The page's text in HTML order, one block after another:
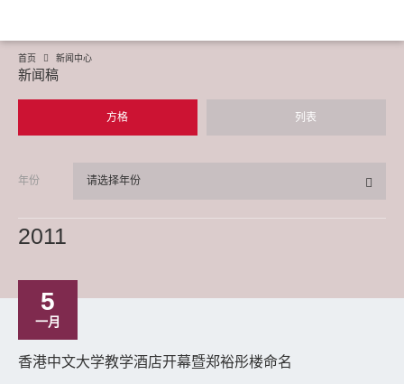
首页 新闻中心
新闻稿
方格 列表
年份 请选择年份
2011
5
一月
香港中文大学教学酒店开幕暨郑裕彤楼命名